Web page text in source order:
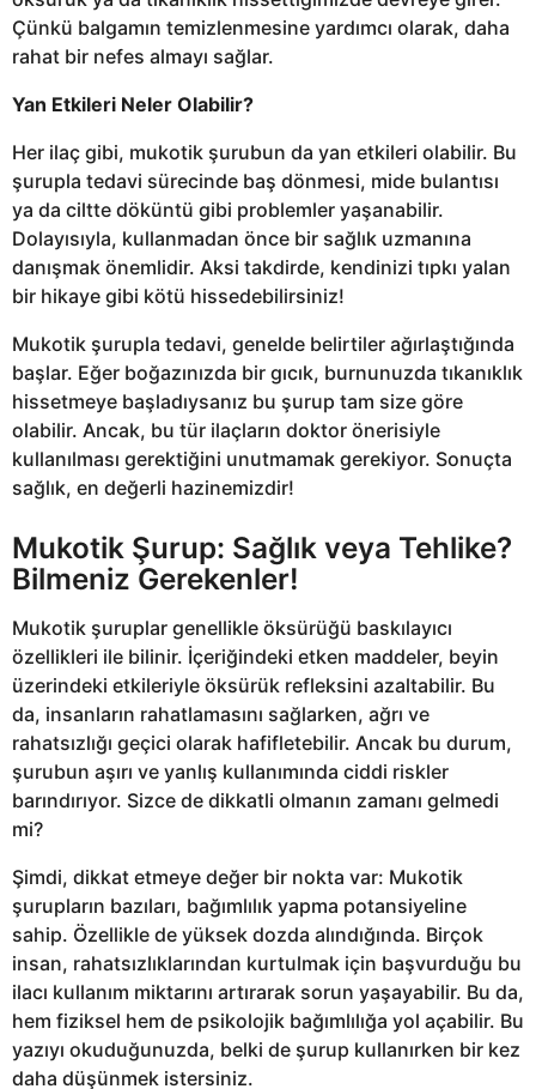
Çünkü balgamın temizlenmesine yardımcı olarak, daha
rahat bir nefes almayı sağlar.
Yan Etkileri Neler Olabilir?
Her ilaç gibi, mukotik şurubun da yan etkileri olabilir. Bu
şurupla tedavi sürecinde baş dönmesi, mide bulantısı
ya da ciltte döküntü gibi problemler yaşanabilir.
Dolayısıyla, kullanmadan önce bir sağlık uzmanına
danışmak önemlidir. Aksi takdirde, kendinizi tıpkı yalan
bir hikaye gibi kötü hissedebilirsiniz!
Mukotik şurupla tedavi, genelde belirtiler ağırlaştığında
başlar. Eğer boğazınızda bir gıcık, burnunuzda tıkanıklık
hissetmeye başladıysanız bu şurup tam size göre
olabilir. Ancak, bu tür ilaçların doktor önerisiyle
kullanılması gerektiğini unutmamak gerekiyor. Sonuçta
sağlık, en değerli hazinemizdir!
Mukotik Şurup: Sağlık veya Tehlike?
Bilmeniz Gerekenler!
Mukotik şuruplar genellikle öksürüğü baskılayıcı
özellikleri ile bilinir. İçeriğindeki etken maddeler, beyin
üzerindeki etkileriyle öksürük refleksini azaltabilir. Bu
da, insanların rahatlamasını sağlarken, ağrı ve
rahatsızlığı geçici olarak hafifletebilir. Ancak bu durum,
şurubun aşırı ve yanlış kullanımında ciddi riskler
barındırıyor. Sizce de dikkatli olmanın zamanı gelmedi
mi?
Şimdi, dikkat etmeye değer bir nokta var: Mukotik
şurupların bazıları, bağımlılık yapma potansiyeline
sahip. Özellikle de yüksek dozda alındığında. Birçok
insan, rahatsızlıklarından kurtulmak için başvurduğu bu
ilacı kullanım miktarını artırarak sorun yaşayabilir. Bu da,
hem fiziksel hem de psikolojik bağımlılığa yol açabilir. Bu
yazıyı okuduğunuzda, belki de şurup kullanırken bir kez
daha düşünmek istersiniz.